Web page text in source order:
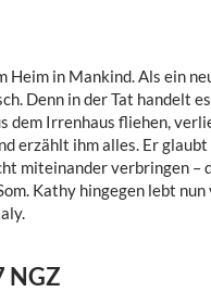
Heim in Mankind. Als ein
Denn in der Tat handelt
dem Irrenhaus fliehen,
erzählt ihm alles. Er
miteinander verbringen –
Kathy hingegen lebt
NGZ